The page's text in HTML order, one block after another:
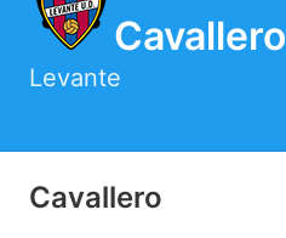
Cavallero
Levante
Cavallero